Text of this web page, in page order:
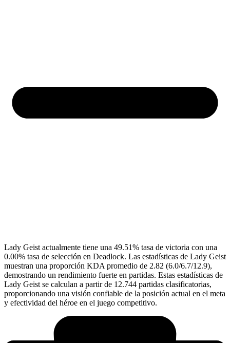
Lady Geist actualmente tiene una 49.51% tasa de victoria con una
0.00% tasa de selección en Deadlock. Las estadísticas de Lady Geist
muestran una proporción KDA promedio de 2.82 (6.0/6.7/12.9),
demostrando un rendimiento fuerte en partidas. Estas estadísticas de
Lady Geist se calculan a partir de 12.744 partidas clasificatorias,
proporcionando una visión confiable de la posición actual en el meta
y efectividad del héroe en el juego competitivo.